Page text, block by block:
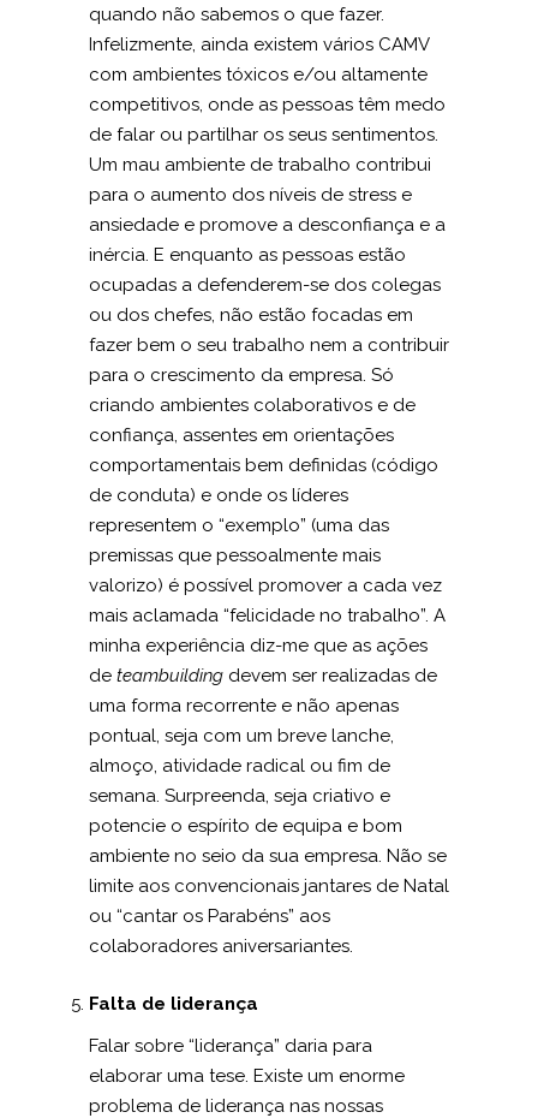
quando não sabemos o que fazer.
Infelizmente, ainda existem vários CAMV
com ambientes tóxicos e/ou altamente
competitivos, onde as pessoas têm medo
de falar ou partilhar os seus sentimentos.
Um mau ambiente de trabalho contribui
para o aumento dos níveis de stress e
ansiedade e promove a desconfiança e a
inércia. E enquanto as pessoas estão
ocupadas a defenderem-se dos colegas
ou dos chefes, não estão focadas em
fazer bem o seu trabalho nem a contribuir
para o crescimento da empresa. Só
criando ambientes colaborativos e de
confiança, assentes em orientações
comportamentais bem definidas (código
de conduta) e onde os líderes
representem o “exemplo” (uma das
premissas que pessoalmente mais
valorizo) é possível promover a cada vez
mais aclamada “felicidade no trabalho”. A
minha experiência diz-me que as ações
de teambuilding devem ser realizadas de
uma forma recorrente e não apenas
pontual, seja com um breve lanche,
almoço, atividade radical ou fim de
semana. Surpreenda, seja criativo e
potencie o espírito de equipa e bom
ambiente no seio da sua empresa. Não se
limite aos convencionais jantares de Natal
ou “cantar os Parabéns” aos
colaboradores aniversariantes.
Falta de liderança
Falar sobre “liderança” daria para
elaborar uma tese. Existe um enorme
problema de liderança nas nossas